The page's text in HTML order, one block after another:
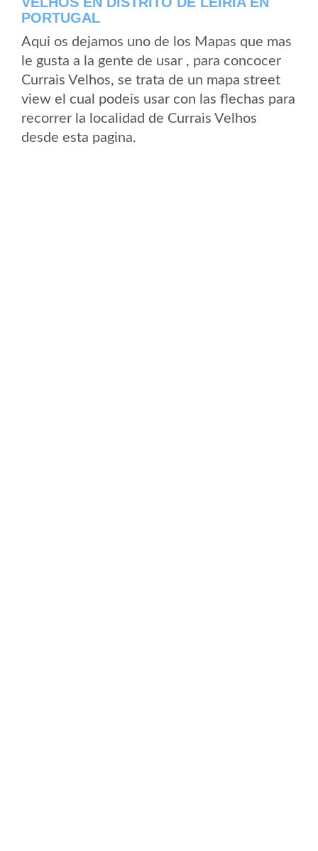
PORTUGAL
Aqui os dejamos uno de los Mapas que mas
le gusta a la gente de usar , para concocer
Currais Velhos, se trata de un mapa street
view el cual podeis usar con las flechas para
recorrer la localidad de Currais Velhos
desde esta pagina.